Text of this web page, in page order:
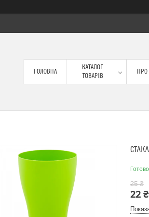
ГОЛОВНА
КАТАЛОГ
ТОВАРІВ
ПРО
25 ₴
22 ₴